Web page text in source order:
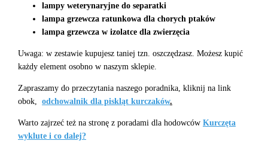
lampy weterynaryjne do separatki
lampa grzewcza ratunkowa dla chorych ptaków
lampa grzewcza w izolatce dla zwierzęcia
Uwaga: w zestawie kupujesz taniej tzn. oszczędzasz. Możesz kupić
każdy element osobno w naszym sklepie.
Zapraszamy do przeczytania naszego poradnika, kliknij na link
obok, odchowalnik dla piskląt kurczaków.
Warto zajrzeć też na stronę z poradami dla hodowców Kurczęta
wyklute i co dalej?